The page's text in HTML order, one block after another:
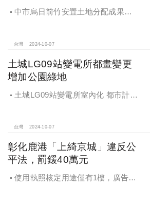
中市烏日前竹安置土地分配成果公
台灣 2024-10-07
土城LG09站變電所都畫變更
增加公園綠地
土城LG09站變電所室內化 都市計畫
台灣 2024-10-07
彰化鹿港「上綺京城」違反公
平法，罰鍰40萬元
使用執照核定用途僅有1樓，廣告宣